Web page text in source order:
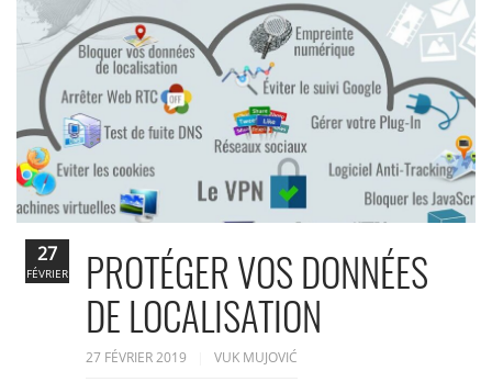
PROTÉGER VOS DONNÉES
DE LOCALISATION
27 FÉVRIER 2019 VUK MUJOVIĆ
27
FÉVRIER